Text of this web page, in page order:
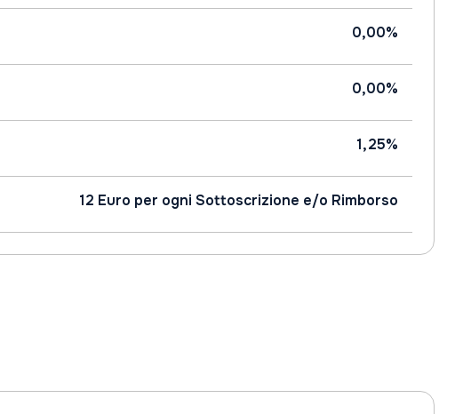
0,00%
0,00%
1,25%
12 Euro per ogni Sottoscrizione e/o Rimborso